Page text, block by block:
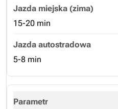
15-20 min
5-8 min